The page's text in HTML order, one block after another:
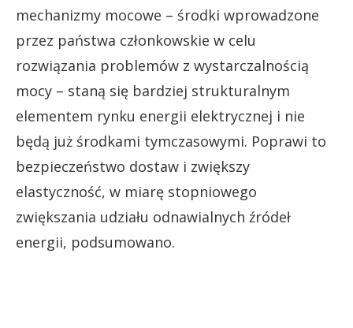
mechanizmy mocowe – środki wprowadzone
przez państwa członkowskie w celu
rozwiązania problemów z wystarczalnością
mocy – staną się bardziej strukturalnym
elementem rynku energii elektrycznej i nie
będą już środkami tymczasowymi. Poprawi to
bezpieczeństwo dostaw i zwiększy
elastyczność, w miarę stopniowego
zwiększania udziału odnawialnych źródeł
energii, podsumowano.